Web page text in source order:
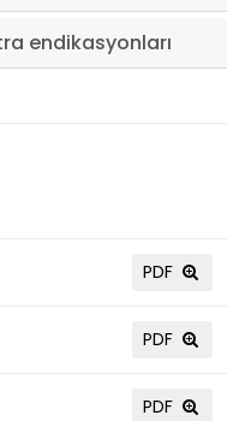
endikasyonları
PDF
PDF
PDF